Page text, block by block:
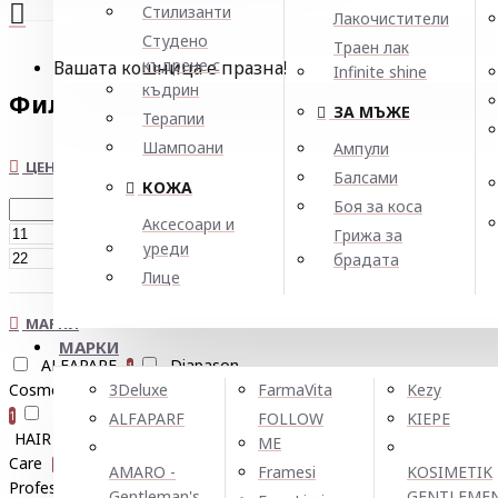
Стилизанти
Студено
къдрене с
къдрин
Терапии
Шампоани
КОЖА
Аксесоари и
уреди
Лице
Лакочистители
Траен лак
Infinite shine
ЗА МЪЖЕ
Ампули
Балсами
Боя за коса
Грижа за
брадата
МАРКИ
3Deluxe
ALFAPARF
AMARO -
FarmaVita
FOLLOW
ME
Framesi
Kezy
KIEPE
KOSIMETIK
Вашата кошница е празна!
Филтър
ЦЕНА
€
МАРКИ
ALFAPARF 1
Diapason
Cosmetics Milano
1 Echosline
1 EXPERTIA Professionel
HAIR COMPANY
Care
JOICO 1
Professionnel
1 Matrix